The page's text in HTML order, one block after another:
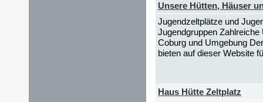
Unsere Hütten, Häuser
Jugendzeltplätze und
Jugendgruppen
Coburg und Umgebung
bieten auf dieser Website
Haus Hütte Zeltplatz